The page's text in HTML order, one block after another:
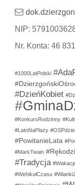
NIP:
Nr. Konta: 46
#1000LatPolski
#DzieńKobiet
#KonkursRodzinny
#LatoNaPlaży
#PowitanieLata
#MarkTwain
#Tradycja
#WehikułCzasu